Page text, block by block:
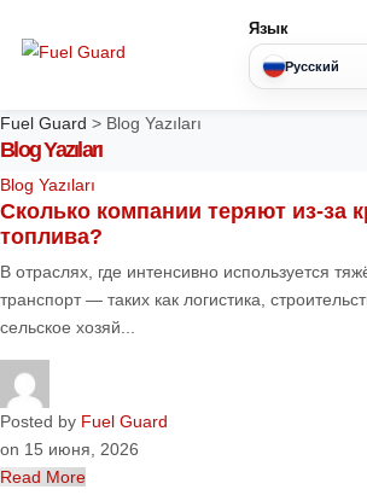
Язык
Fuel Guard >Blog Yazıları
Blog Yazıları
Blog Yazıları
Сколько компании теряют из-
топлива?
В отраслях, где интенсивно
транспорт — таких как логистика,
сельское хозяй...
Posted by